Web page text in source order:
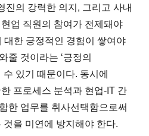
진의 강력한 의지, 그리고 사내
업 직원의 참여가 전제돼야
대한 긍정적인 경험이 쌓여야
줄 것이라는 ‘긍정의
있기 때문이다. 동시에
프로세스 분석과 현업-IT 간
한 업무를 취사선택함으로써
것을 미연에 방지해야 한다.